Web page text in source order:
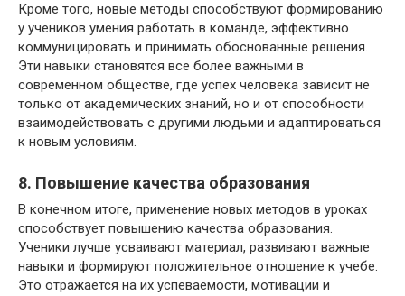
Кроме того, новые методы способствуют формированию
у учеников умения работать в команде, эффективно
коммуницировать и принимать обоснованные решения.
Эти навыки становятся все более важными в
современном обществе, где успех человека зависит не
только от академических знаний, но и от способности
взаимодействовать с другими людьми и адаптироваться
к новым условиям.
8. Повышение качества образования
В конечном итоге, применение новых методов в уроках
способствует повышению качества образования.
Ученики лучше усваивают материал, развивают важные
навыки и формируют положительное отношение к учебе.
Это отражается на их успеваемости, мотивации и